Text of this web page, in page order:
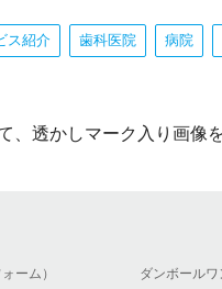
ス紹介 歯科医院 病院
透かしマーク入り画像
ーム） ダンボールワ